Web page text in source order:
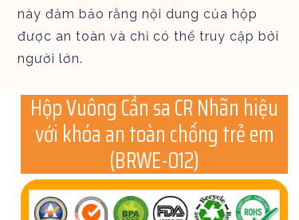
này đảm bảo rằng nội dung của hộp
được an toàn và chỉ có thể truy cập bởi
người lớn.
Hộp Vuông Cần sa CR Nhãn hiệu
với khóa an toàn chống trẻ em
(BRWE-012)